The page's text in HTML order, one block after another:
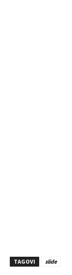
TAGOVI slide